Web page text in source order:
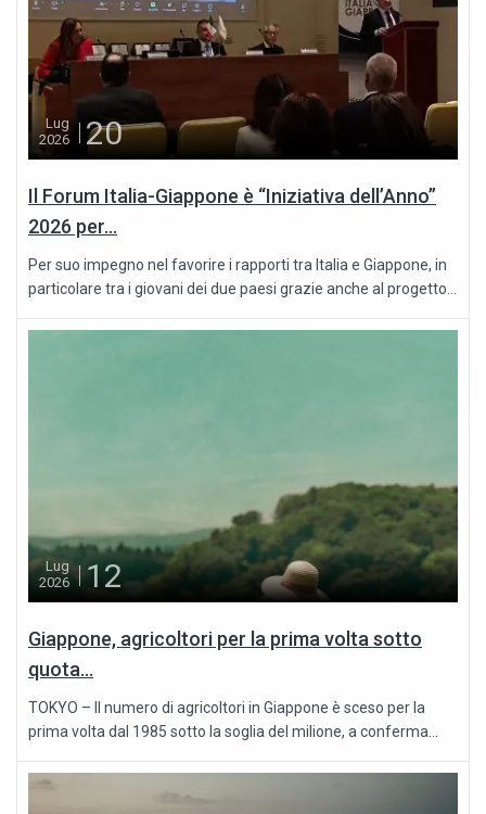
Lug
2026
20
Il Forum Italia-Giappone è “Iniziativa dell’Anno”
2026 per...
Per suo impegno nel favorire i rapporti tra Italia e Giappone, in
particolare tra i giovani dei due paesi grazie anche al progetto...
Lug
2026
12
Giappone, agricoltori per la prima volta sotto
quota...
TOKYO – Il numero di agricoltori in Giappone è sceso per la
prima volta dal 1985 sotto la soglia del milione, a conferma...